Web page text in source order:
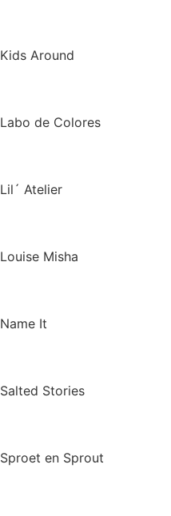
Kids Around
Labo de Colores
Lil´ Atelier
Louise Misha
Name It
Salted Stories
Sproet en Sprout